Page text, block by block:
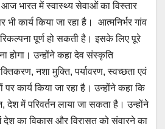
भारत में स्वास्थ्य सेवाओं का विस्तार
कार्य किया जा रहा है। आत्मनिर्भर गांव
पूर्ण हो सकती है। इसके लिए पूरे
होगा। उन्होंने कहा देव संस्कृति
नशा मुक्ति, पर्यावरण, स्वच्छता एवं
पर कार्य किया जा रहा है। उन्होंने कहा कि
देश में परिवर्तन लाया जा सकता है। उन्होंने
देश का विकास और विरासत को संवारने का